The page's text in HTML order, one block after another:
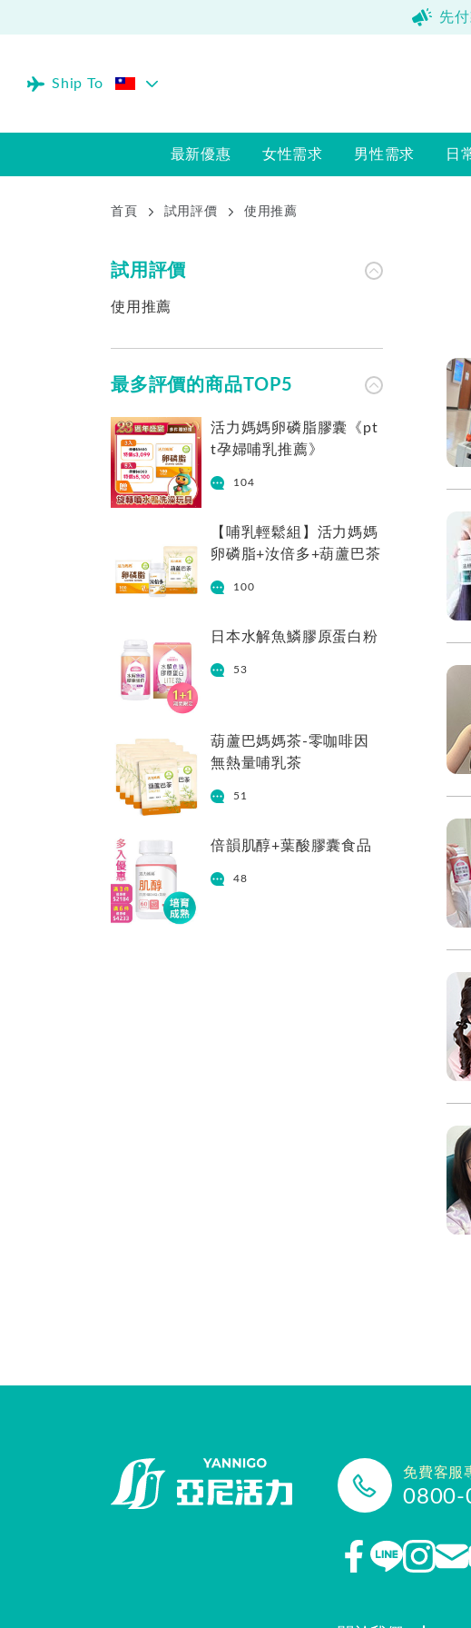
先
Ship To
最新優惠 女性需求 男性需求 日
首頁 試用評價 使用推薦
試用評價
使用推薦
最多評價的商品TOP5
活力媽媽卵磷脂膠囊《pt
t孕婦哺乳推薦》
104
【哺乳輕鬆組】活力媽媽
卵磷脂+汝倍多+葫蘆巴茶
100
日本水解魚鱗膠原蛋白粉
53
葫蘆巴媽媽茶-零咖啡因
無熱量哺乳茶
51
倍韻肌醇+葉酸膠囊食品
48
免費客服
0800-